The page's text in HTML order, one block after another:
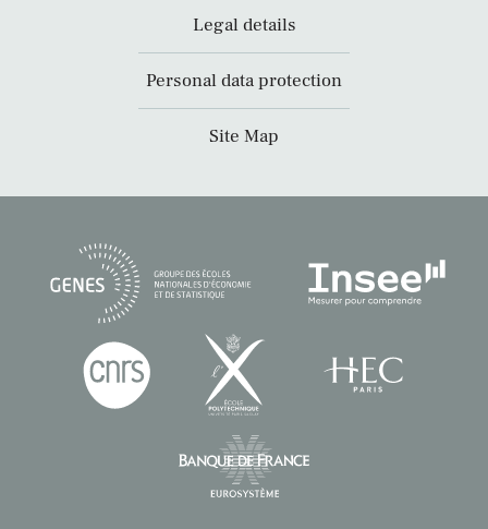
Legal details
Personal data protection
Site Map